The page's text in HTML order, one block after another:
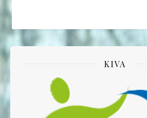
KIVA